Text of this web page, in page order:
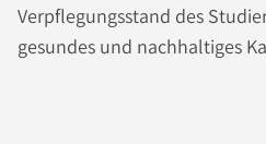
Verpflegungsstand des
gesundes und nachhaltiges